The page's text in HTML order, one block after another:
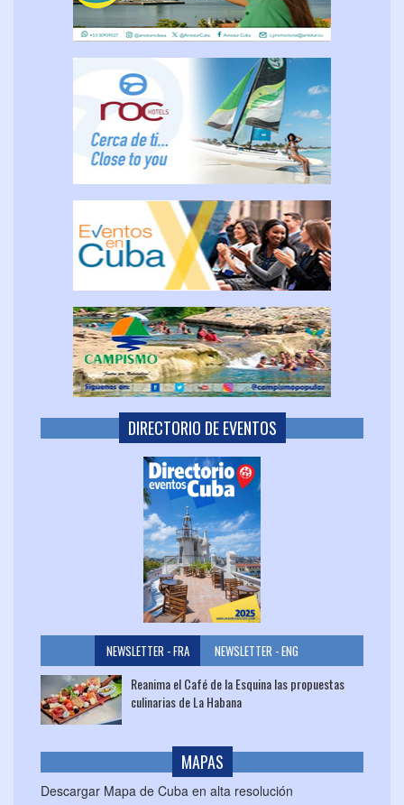
DIRECTORIO DE EVENTOS
NEWSLETTER - FRA NEWSLETTER - ENG
Reanima el Café de la Esquina las propuestas
culinarias de La Habana
MAPAS
Descargar Mapa de Cuba en alta resolución